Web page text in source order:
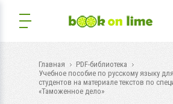
Главная
PDF-библиотека
Учебное пособие по русскому языку
студентов на материале текстов по
«Таможенное дело»